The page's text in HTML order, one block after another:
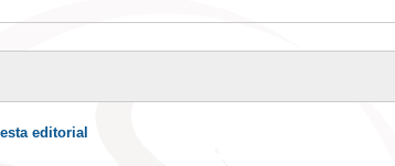
editorial